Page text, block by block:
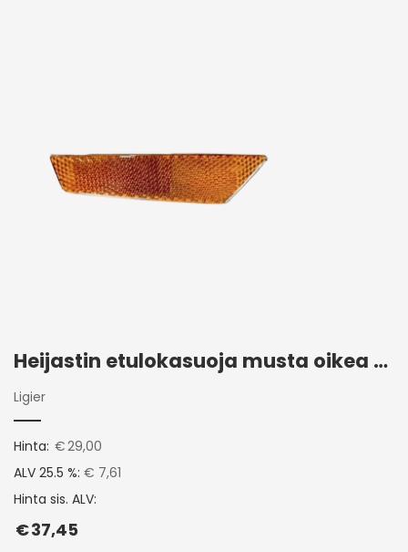
Heijastin etulokasuoja musta oikea Ligier JS50 2017+
Ligier
Hinta: €29,00
ALV 25.5 %: € 7,61
Hinta sis. ALV:
€37,45